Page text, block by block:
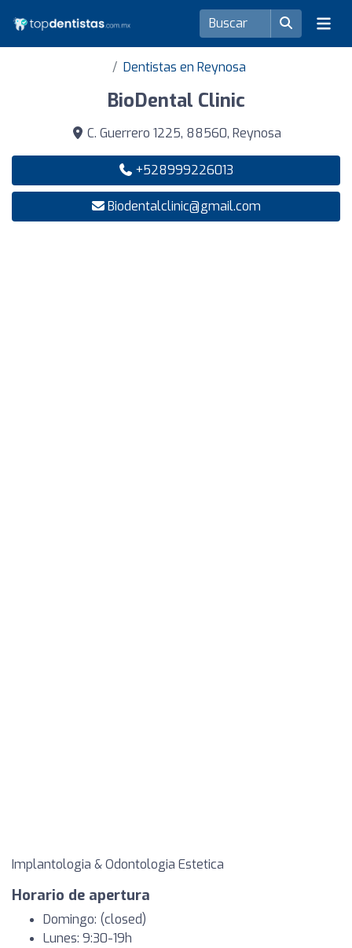
Dentistas en Reynosa
BioDental Clinic
C. Guerrero 1225, 88560, Reynosa
+528999226013
Biodentalclinic@gmail.com
Implantologia & Odontologia Estetica
Horario de apertura
Domingo: (closed)
Lunes: 9:30-19h